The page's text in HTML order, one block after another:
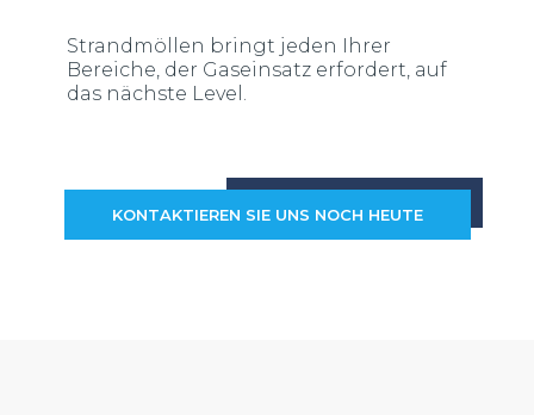
Strandmöllen bringt jeden Ihrer
Bereiche, der Gaseinsatz erfordert, auf
das nächste Level.
KONTAKTIEREN SIE UNS NOCH HEUTE